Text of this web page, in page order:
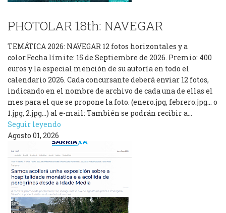
PHOTOLAR 18th: NAVEGAR
TEMÁTICA 2026: NAVEGAR 12 fotos horizontales y a
color.Fecha límite: 15 de Septiembre de 2026. Premio: 400
euros y la especial mención de su autoría en todo el
calendario 2026. Cada concursante deberá enviar 12 fotos,
indicando en el nombre de archivo de cada una de ellas el
mes para el que se propone la foto. (enero.jpg, febrero.jpg... o
1.jpg, 2.jpg...) al e-mail: También se podrán recibir a…
Seguir leyendo
Agosto 01, 2026